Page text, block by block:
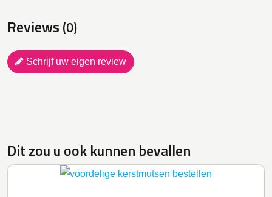
Reviews (0)
Schrijf uw eigen review
Dit zou u ook kunnen bevallen